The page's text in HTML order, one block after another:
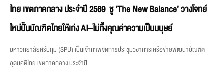
ไทย เขตภาคกลาง ประจำปี 2569 ชู ‘The New Balance’ วางโจทย์
ใหม่ปั้นบัณฑิตไทยให้เก่ง AI–ไม่ทิ้งคุณค่าความเป็นมนุษย์
มหาวิทยาลัยศรีปทุม (SPU) เป็นเจ้าภาพจัดการประชุมวิชาการเครือข่ายพัฒนาบัณฑิต
อุดมคติไทย เขตภาคกลาง ประจำปี